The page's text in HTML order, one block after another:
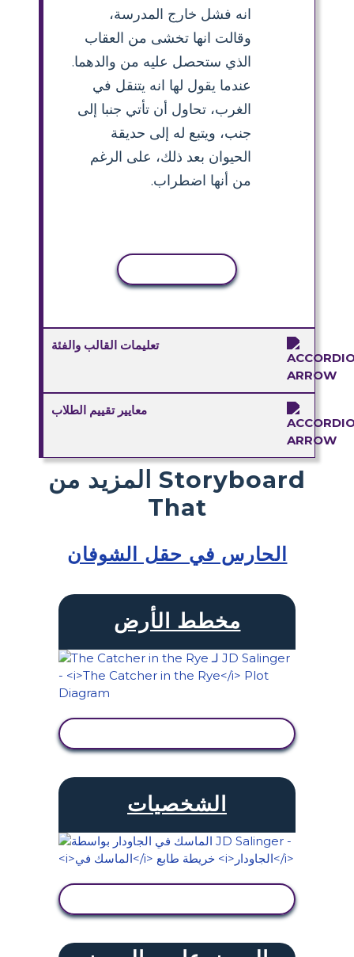
انه فشل خارج المدرسة،
وقالت انها تخشى من العقاب
الذي ستحصل عليه من والدهما.
عندما يقول لها انه يتنقل في
الغرب، تحاول أن تأتي جنبا إلى
جنب، ويتبع له إلى حديقة
الحيوان بعد ذلك، على الرغم
من أنها اضطراب.
تعليمات القالب والفئة
معايير تقييم الطلاب
المزيد من Storyboard
That
الحارس في حقل الشوفان
مخطط الأرض
الشخصيات